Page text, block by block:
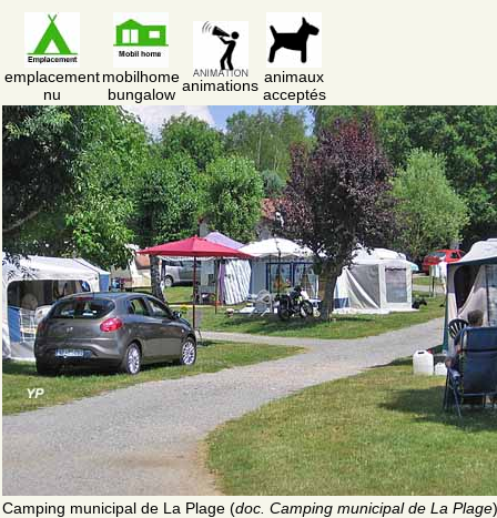
emplacement
nu
mobilhome
bungalow animations animaux
acceptés
Camping municipal de La Plage (doc. Camping municipal de La Plage)